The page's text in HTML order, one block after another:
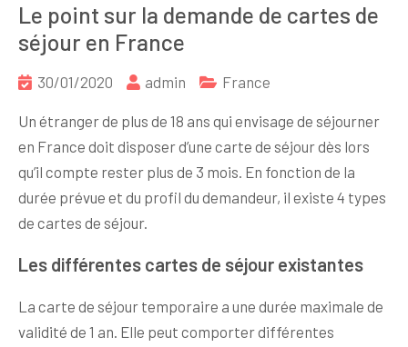
Le point sur la demande de cartes de
séjour en France
30/01/2020 admin France
Un étranger de plus de 18 ans qui envisage de séjourner
en France doit disposer d’une carte de séjour dès lors
qu’il compte rester plus de 3 mois. En fonction de la
durée prévue et du profil du demandeur, il existe 4 types
de cartes de séjour.
Les différentes cartes de séjour existantes
La carte de séjour temporaire a une durée maximale de
validité de 1 an. Elle peut comporter différentes